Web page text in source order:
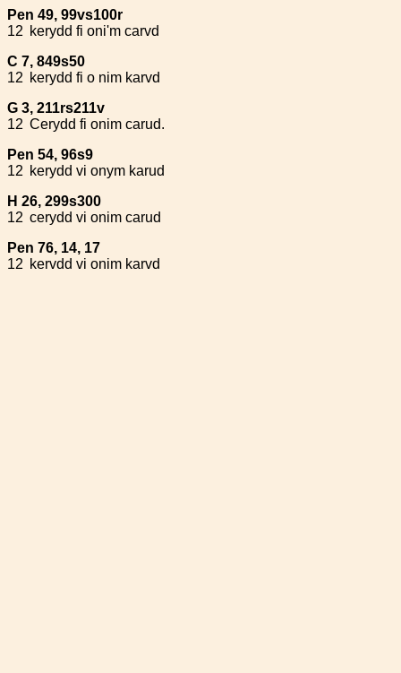
Pen 49, 99vs100r
12 kerydd fi oni'm carvd
C 7, 849s50
12 kerydd fi o nim karvd
G 3, 211rs211v
12 Cerydd fi onim carud.
Pen 54, 96s9
12 kerydd vi onym karud
H 26, 299s300
12 cerydd vi onim carud
Pen 76, 14, 17
12 kervdd vi onim karvd